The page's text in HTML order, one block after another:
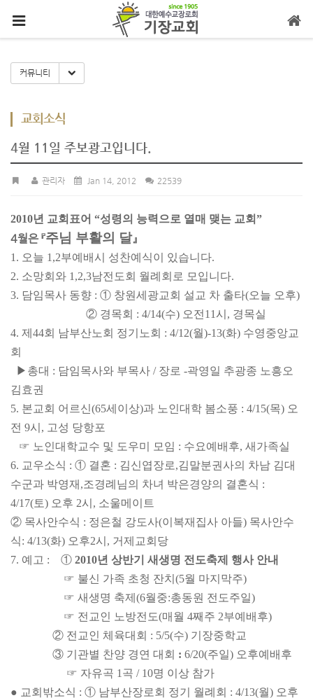
커뮤니티 Toggle Dropdown
교회소식
4월 11일 주보광고입니다.
관리자 Jan 14, 2012 22539
2010년 교회표어 “성령의 능력으로 열매 맺는 교회”
4월은 『주님 부활의 달』
1. 오늘 1,2부예배시 성찬예식이 있습니다.
2. 소망회와 1,2,3남전도회 월례회로 모입니다.
3. 담임목사 동향 : ① 창원세광교회 설교 차 출타(오늘 오후)
② 경목회 : 4/14(수) 오전11시, 경목실
4. 제44회 남부산노회 정기노회 : 4/12(월)-13(화) 수영중앙교
회
▶총대 : 담임목사와 부목사 / 장로 -곽영일 추광종 노흥오
김효권
5. 본교회 어르신(65세이상)과 노인대학 봄소풍 : 4/15(목) 오
전 9시, 고성 당항포
☞ 노인대학교수 및 도우미 모임 : 수요예배 후, 새가족실
6. 교우소식 : ① 결혼 : 김신엽장로,김말분권사의 차남 김대
수군과 박영재,조경례님의 차녀 박은경양의 결혼식 :
4/17(토) 오후 2시, 소울메이트
② 목사안수식 : 정은철 강도사(이복재 집사 아들) 목사안수
식: 4/13(화) 오후2시, 거제교회당
7. 예고 : ① 2010년 상반기 새생명 전도축제 행사 안내
☞ 불신 가족 초청 잔치(5월 마지막주)
☞ 새생명 축제 (6월중:총동원 전도주일)
☞ 전교인 노방전도(매월 4째주 2부예배후)
② 전교인 체육대회 : 5/5(수) 기장중학교
③ 기관별 찬양 경연 대회 : 6/20(주일) 오후예배 후
☞ 자유곡 1곡 / 10명 이상 참가
● 교회밖소식 : ① 남부산장로회 정기 월례회 : 4/13(월) 오후